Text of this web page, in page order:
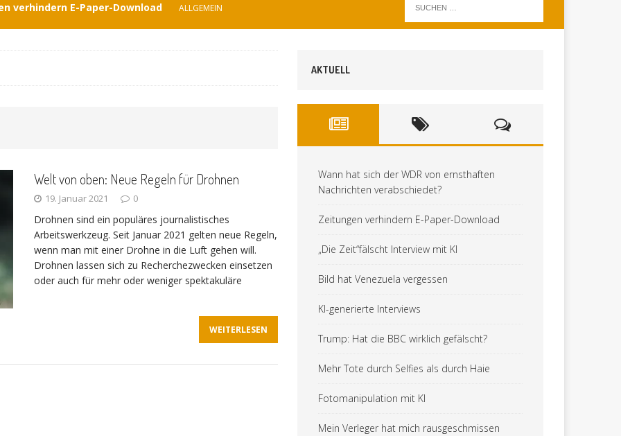
verhindern E-Paper-Download ALLGEMEIN
Interview mit KI TECHNIK
sich der WDR von ernsthaften Nachrichten
Welt von oben: Neue Regeln für Drohnen
19. Januar 2021 0
Drohnen sind ein populäres journalistisches
Arbeitswerkzeug. Seit Januar 2021 gelten neue Regeln,
wenn man mit einer Drohne in die Luft gehen will.
Drohnen lassen sich zu Recherchezwecken einsetzen
oder auch für mehr oder weniger spektakuläre
WEITERLESEN
AKTUELL
Wann hat sich der WDR von ernsthaften
Nachrichten verabschiedet?
Zeitungen verhindern E-Paper-Download
„Die Zeit“fälscht Interview mit KI
Bild hat Venezuela vergessen
KI-generierte Interviews
Trump: Hat die BBC wirklich gefälscht?
Mehr Tote durch Selfies als durch Haie
Fotomanipulation mit KI
Mein Verleger hat mich rausgeschmissen